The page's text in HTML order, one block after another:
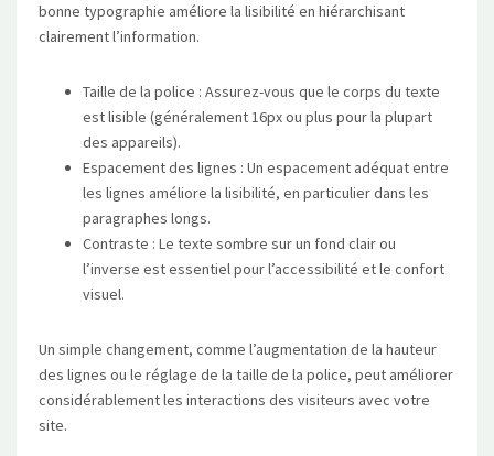
bonne typographie améliore la lisibilité en hiérarchisant
clairement l’information.
Taille de la police : Assurez-vous que le corps du texte
est lisible (généralement 16px ou plus pour la plupart
des appareils).
Espacement des lignes : Un espacement adéquat entre
les lignes améliore la lisibilité, en particulier dans les
paragraphes longs.
Contraste : Le texte sombre sur un fond clair ou
l’inverse est essentiel pour l’accessibilité et le confort
visuel.
Un simple changement, comme l’augmentation de la hauteur
des lignes ou le réglage de la taille de la police, peut améliorer
considérablement les interactions des visiteurs avec votre
site.